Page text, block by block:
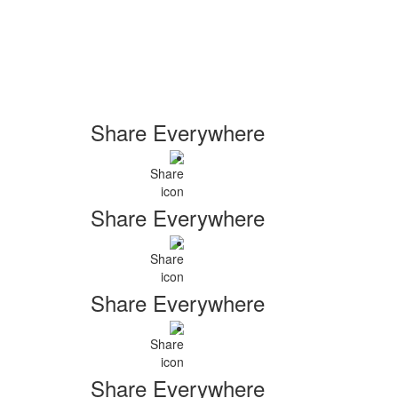
Share Everywhere
Share Everywhere
Share Everywhere
Share Everywhere